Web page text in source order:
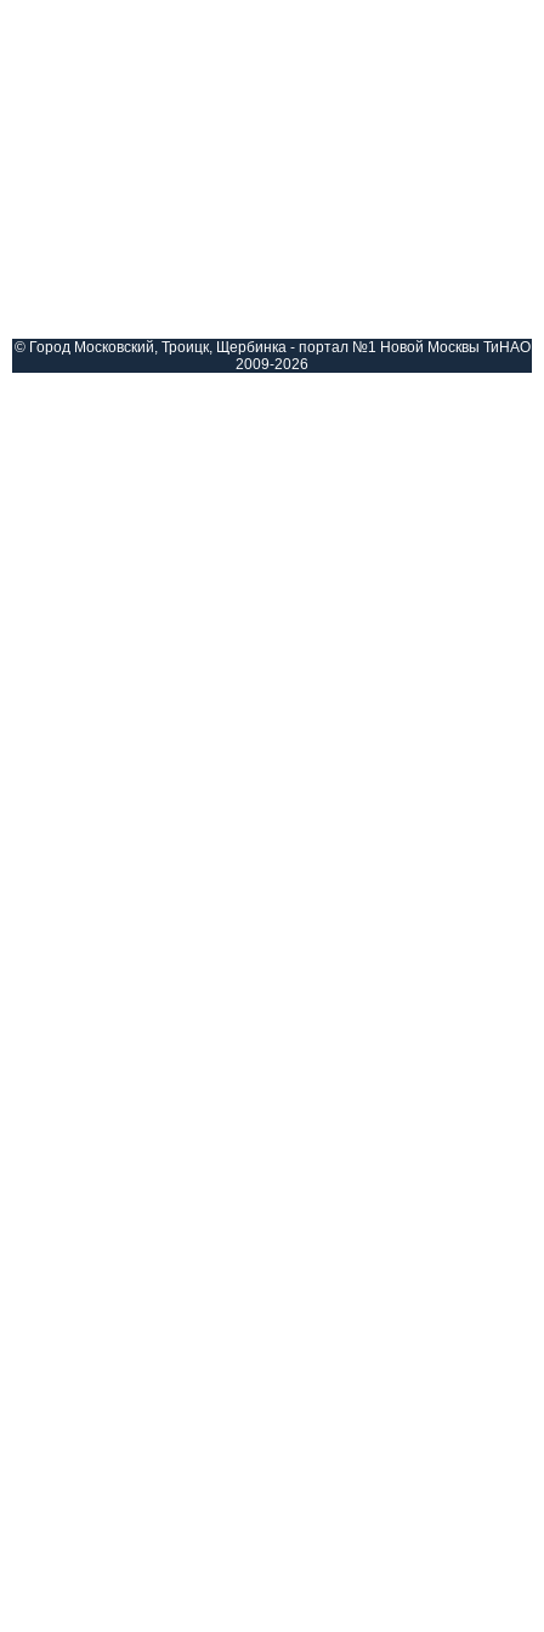
© Город Московский, Троицк, Щербинка - портал №1 Новой Москвы ТиНАО
2009-2026